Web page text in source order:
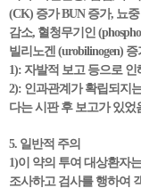
(CK) 증가 BUN 증가, 뇨
감소, 혈청무기인
빌리노겐 (urobilinogen) 증
1): 자발적 보고 등으로
2): 인과관계가 확립되지
다는 시판 후 보고가 있었
5. 일반적 주의
1)이 약의 투여 대상환자
조사하고 검사를 행하여